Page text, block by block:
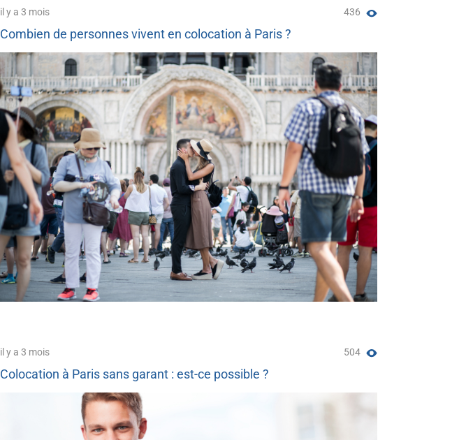
il y a 3 mois 436
Combien de personnes vivent en colocation à Paris ?
il y a 3 mois 504
Colocation à Paris sans garant : est-ce possible ?